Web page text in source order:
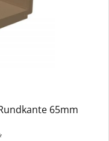
65mm